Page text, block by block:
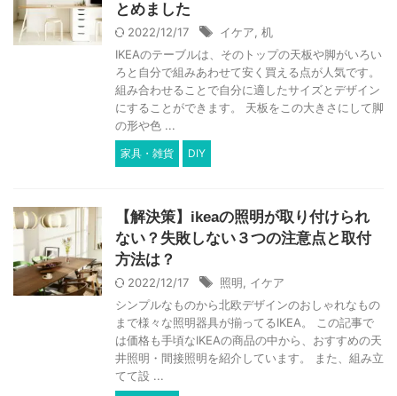
とめました
2022/12/17 イケア 机
IKEAのテーブルは、そのトップの天板や脚がいろい
ろと自分で組みあわせて安く買える点が人気です。
組み合わせることで自分に適したサイズとデザイン
にすることができます。 天板をこの大きさにして脚
の形や色 ...
家具・雑貨 DIY
【解決策】ikeaの照明が取り付けられ
ない？失敗しない３つの注意点と取付
方法は？
2022/12/17 照明
イケア
シンプルなものから北欧デザインのおしゃれなもの
まで様々な照明器具が揃ってるIKEA。 この記事で
は価格も手頃なIKEAの商品の中から、おすすめの天
井照明・間接照明を紹介しています。 また、組み立
てて設 ...